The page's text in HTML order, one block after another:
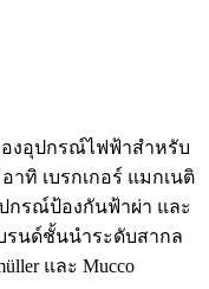
องอุปกรณ์ไฟฟ้าสำหรับ
ทิ เบรกเกอร์ แมกเนติ
กรณ์ป้องกันฟ้าผ่า และ
รนด์ชั้นนำระดับสากล
และ Mucco